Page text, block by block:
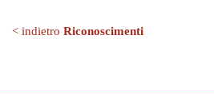
< indietro Riconoscimenti